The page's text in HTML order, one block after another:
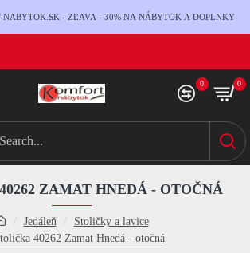
NABYTOK.SK - ZĽAVA - 30% NA NÁBYTOK A DOPLNKY
0 0
Jedáleň
Stoličky a lavice
40262 Zamat Hnedá - otočná
ZAMAT HNEDÁ - OTOČNÁ